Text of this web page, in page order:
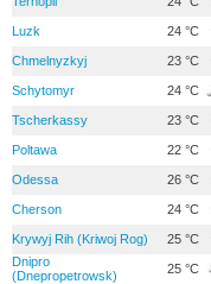
Luzk 24 °C
Chmelnyzkyj 23 °C
Schytomyr 24 °C
Tscherkassy 23 °C
Poltawa 22 °C
Odessa 26 °C
Cherson 24 °C
Krywyj Rih (Kriwoj Rog) 25 °C
Dnipro
(Dnepropetrowsk)
25 °C